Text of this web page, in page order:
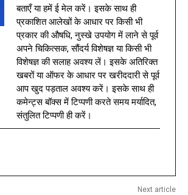
बताएँ या हमें ई मेल करें। इसके साथ ही
प्रकाशित आलेखों के आधार पर किसी भी
प्रकार की औषधि, नुस्खे उपयोग में लाने से पूर्व
अपने चिकित्सक, सौंदर्य विशेषज्ञ या किसी भी
विशेषज्ञ की सलाह अवश्य लें। इसके अतिरिक्त
खबरों या ऑफर के आधार पर खरीददारी से पूर्व
आप खुद पड़ताल अवश्य करें। इसके साथ ही
कमेन्ट्स बॉक्स में टिप्पणी करते समय मर्यादित,
संतुलित टिप्पणी ही करें।
Next article